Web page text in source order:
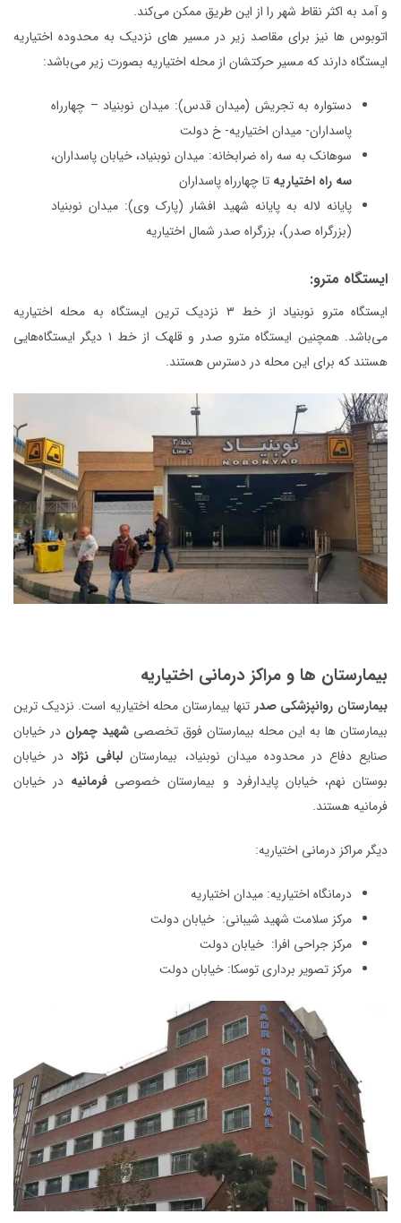
و آمد به اکثر نقاط شهر را از این طریق ممکن می‌کند.
اتوبوس ها نیز برای مقاصد زیر در مسیر های نزدیک به محدوده اختیاریه
ایستگاه دارند که مسیر حرکتشان از محله اختیاریه بصورت زیر می‌باشد:
دستواره به تجریش (میدان قدس): میدان نوبنیاد – چهارراه
پاسداران- میدان اختیاریه- خ دولت
سوهانک به سه راه ضرابخانه: میدان نوبنیاد، خیابان پاسداران،
سه راه اختیاریه تا چهارراه پاسداران
پایانه لاله به پایانه شهید افشار (پارک وی): میدان نوبنیاد
(بزرگراه صدر)، بزرگراه صدر شمال اختیاریه
ایستگاه مترو:
ایستگاه مترو نوبنیاد از خط ۳ نزدیک ترین ایستگاه به محله اختیاریه
می‌باشد. همچنین ایستگاه مترو صدر و قلهک از خط ۱ دیگر ایستگاه‌هایی
هستند که برای این محله در دسترس هستند.
بیمارستان ها و مراکز درمانی اختیاریه
بیمارستان روانپزشکی صدر تنها بیمارستان محله اختیاریه است. نزدیک ترین
بیمارستان ها به این محله بیمارستان فوق تخصصی شهید چمران در خیابان
صنایع دفاع در محدوده میدان نوبنیاد، بیمارستانلبافی نژاددر خیابان
بوستان نهم، خیابان پایدارفرد و بیمارستان خصوصی فرمانیه در خیابان
فرمانیه هستند.
دیگر مراکز درمانی اختیاریه:
درمانگاه اختیاریه: میدان اختیاریه
مرکز سلامت شهید شیبانی: خیابان دولت
مرکز جراحی افرا: خیابان دولت
مرکز تصویر برداری توسکا: خیابان دولت